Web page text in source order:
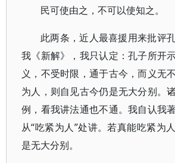
民可使由之，不可以使知之。
此两条，近人最喜援用来批评
我《新解》，我只认定：孔子所开
义，不受时限，通于古今，而义无
为人，则自见古今仍是无大分别。
例，看我讲法通也不通。我自认我
从“吃紧为人”处讲。若真能吃紧为
是无大分别。